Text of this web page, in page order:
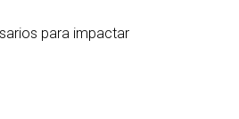
para impactar